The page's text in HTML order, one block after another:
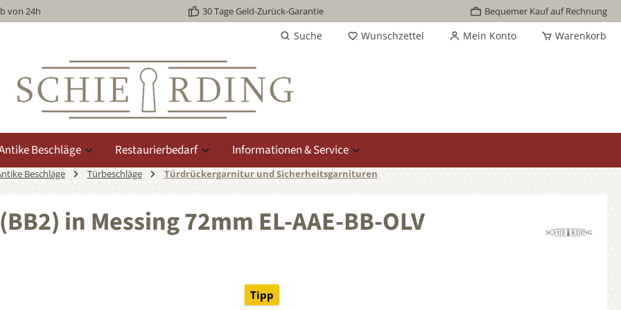
von 24h 30 Tage Geld-Zurück-Garantie Bequemer Kauf auf Rechnung
Suche Wunschzettel Mein Konto Warenkorb
Beschläge Restaurierbedarf Informationen & Service
Beschläge Türbeschläge Türdrückergarnitur und Sicherheitsgarnituren
in Messing 72mm EL-AAE-BB-OLV
Tipp